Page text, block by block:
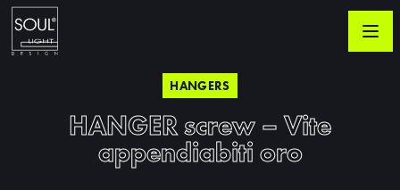
HANGERS
HANGER screw – Vite
appendiabiti oro